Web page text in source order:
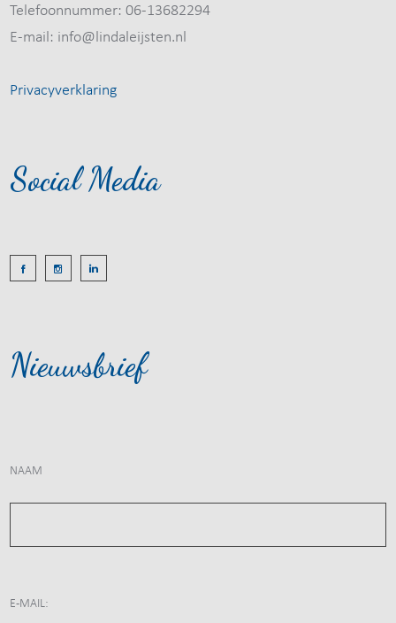
Telefoonnummer: 06-13682294
E-mail: info@lindaleijsten.nl
Privacyverklaring
Social Media
Nieuwsbrief
NAAM
E-MAIL: